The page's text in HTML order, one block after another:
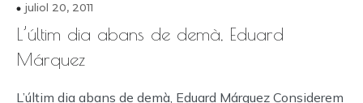
juliol 20, 2011
L’últim dia abans de demà, Eduard
Márquez
L’últim dia abans de demà, Eduard Márquez Considerem